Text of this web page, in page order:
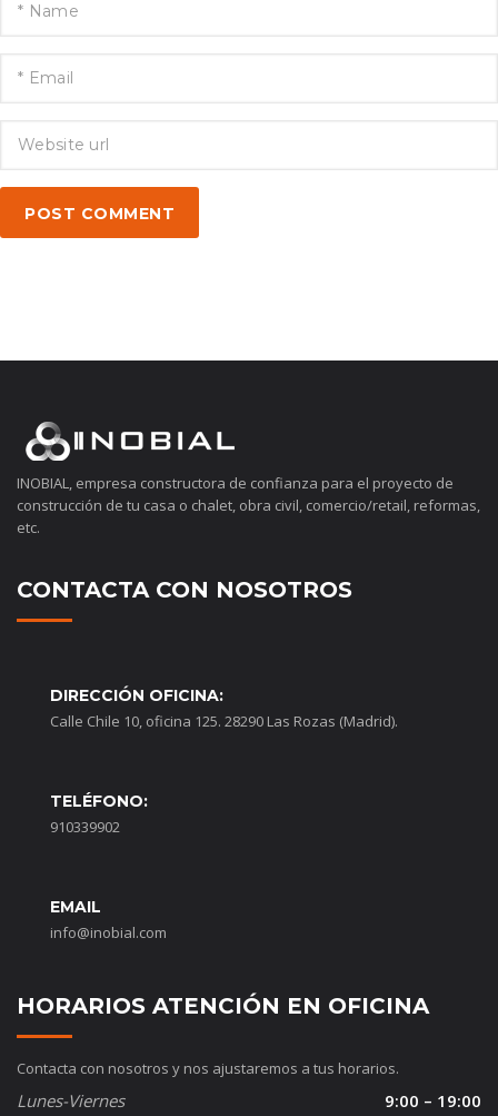
POST COMMENT
INOBIAL, empresa constructora de confianza para el proyecto de
construcción de tu casa o chalet, obra civil, comercio/retail, reformas,
etc.
CONTACTA CON NOSOTROS
DIRECCIÓN OFICINA:
Calle Chile 10, oficina 125. 28290 Las Rozas (Madrid).
TELÉFONO:
910339902
EMAIL
info@inobial.com
HORARIOS ATENCIÓN EN OFICINA
Contacta con nosotros y nos ajustaremos a tus horarios.
Lunes-Viernes 9:00 – 19:00